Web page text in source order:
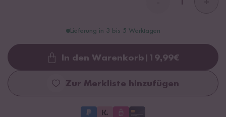
Lieferung in 3 bis 5 Werktagen
Loading...
In den Warenkorb 19,99€
Zur Merkliste hinzufügen